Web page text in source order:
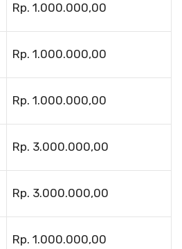
Rp. 1.000.000,00
Rp. 1.000.000,00
Rp. 1.000.000,00
Rp. 3.000.000,00
Rp. 3.000.000,00
Rp. 1.000.000,00